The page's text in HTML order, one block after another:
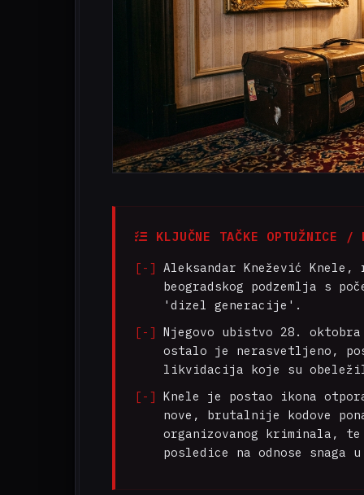
KLJUČNE TAČKE OPTUŽNICE /
Aleksandar Knežević
beogradskog podzemlja s
'dizel generacije'.
Njegovo ubistvo 28.
ostalo je nerasvetljeno,
likvidacija koje su
Knele je postao ikona
nove, brutalnije kodove
organizovanog kriminala,
posledice na odnose snaga